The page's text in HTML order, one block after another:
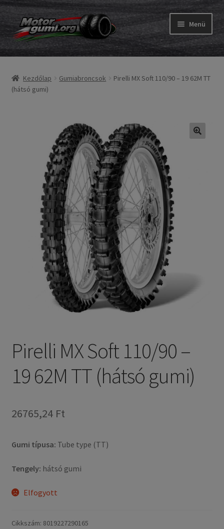
Ugrás
a
navigációhoz
Kilépés
a
tartalomba
Menü
Gumik
Expand
menu
Belső gumi és szalag
Expand
Expand
Kezdőlap Gumiabroncsok
Pirelli MX Soft 110/90 – 19 62M TT
(hátsó gumi)
Pirelli MX Soft 110/90 –
19 62M TT (hátsó gumi)
26765,24 Ft
Gumi típusa: Tube type (TT)
Tengely: hátsó gumi
Elfogyott
Cikkszám: 8019227290165